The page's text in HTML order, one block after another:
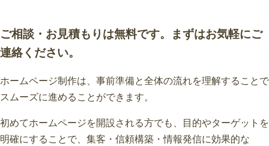
ご相談・お見積もりは無料です。まずはお気軽にご
連絡ください。
ホームページ制作は、事前準備と全体の流れを理解することで
スムーズに進めることができます。
初めてホームページを開設される方でも、目的やターゲットを
明確にすることで、集客・信頼構築・情報発信に効果的な